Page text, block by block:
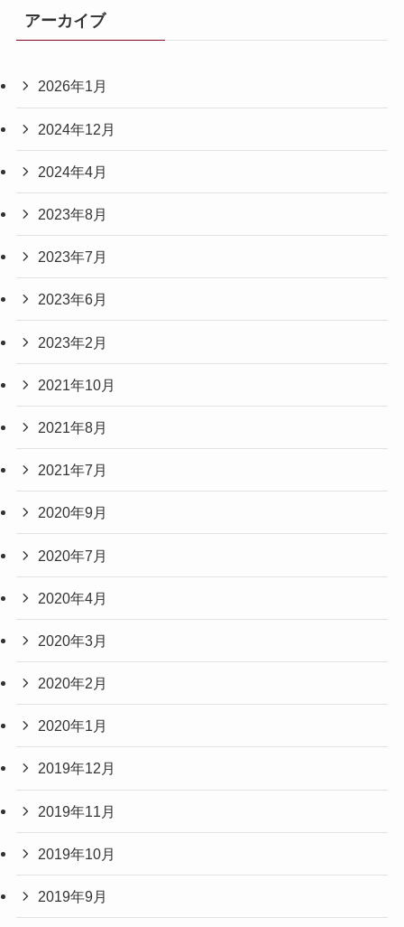
アーカイブ
2026年1月
2024年12月
2024年4月
2023年8月
2023年7月
2023年6月
2023年2月
2021年10月
2021年8月
2021年7月
2020年9月
2020年7月
2020年4月
2020年3月
2020年2月
2020年1月
2019年12月
2019年11月
2019年10月
2019年9月